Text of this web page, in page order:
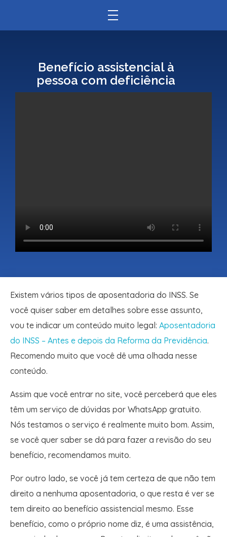
Benefício assistencial à
pessoa com deficiência
Existem vários tipos de aposentadoria do INSS. Se
você quiser saber em detalhes sobre esse assunto,
vou te indicar um conteúdo muito legal: Aposentadoria
do INSS – Antes e depois da Reforma da Previdência.
Recomendo muito que você dê uma olhada nesse
conteúdo.
Assim que você entrar no site, você perceberá que eles
têm um serviço de dúvidas por WhatsApp gratuito.
Nós testamos o serviço é realmente muito bom. Assim,
se você quer saber se dá para fazer a revisão do seu
benefício, recomendamos muito.
Por outro lado, se você já tem certeza de que não tem
direito a nenhuma aposentadoria, o que resta é ver se
tem direito ao benefício assistencial mesmo. Esse
benefício, como o próprio nome diz, é uma assistência,